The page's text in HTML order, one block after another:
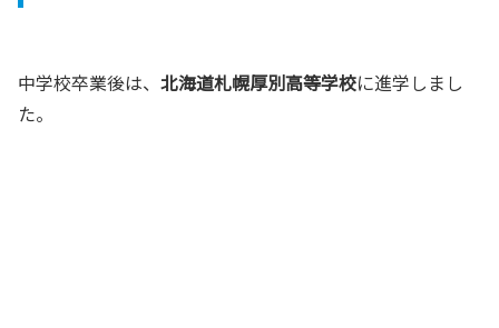
中学校卒業後は、 北海道札幌厚別高等学校に進学しまし
た。